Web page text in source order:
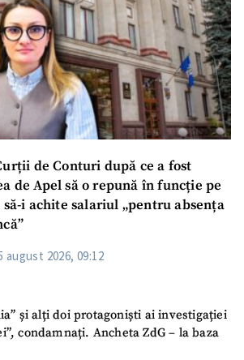
de Conturi după ce a fost
de Apel să o repună în funcție pe
să-i achite salariul „pentru absența
august 2026, 09:12
și alți doi protagoniști ai investigației
condamnați. Ancheta ZdG – la baza